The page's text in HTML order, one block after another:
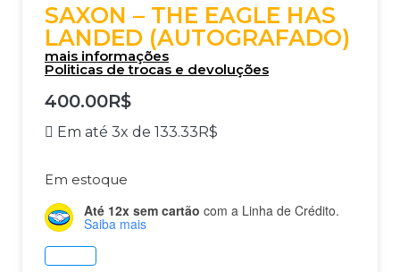
SAXON – THE EAGLE HAS
LANDED (AUTOGRAFADO)
mais informações
Politicas de trocas e devoluções
400.00R$
Em até 3x de 133.33R$
Em estoque
Até 12x sem cartão com a Linha de Crédito.
Saiba mais